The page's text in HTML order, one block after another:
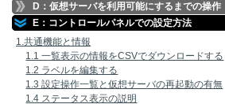
D：仮想サーバを利用可能にするまでの操作
E：コントロールパネルでの設定方法
1.共通機能と情報
1.1 一覧表示の情報をCSVでダウンロードする
1.2 ラベルを編集する
1.3 設定操作一覧と仮想サーバの再起動の有無
1.4 ステータス表示の説明